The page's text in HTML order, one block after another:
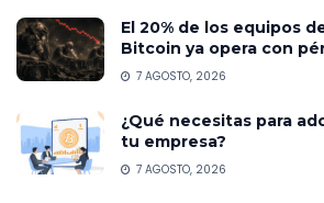
El 20% de los equipos
Bitcoin ya opera con
7 AGOSTO, 2026
¿Qué necesitas para
tu empresa?
7 AGOSTO, 2026